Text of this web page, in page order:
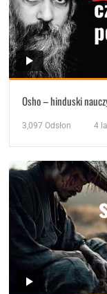
Osho – hinduski
3,097 Odsłon 4